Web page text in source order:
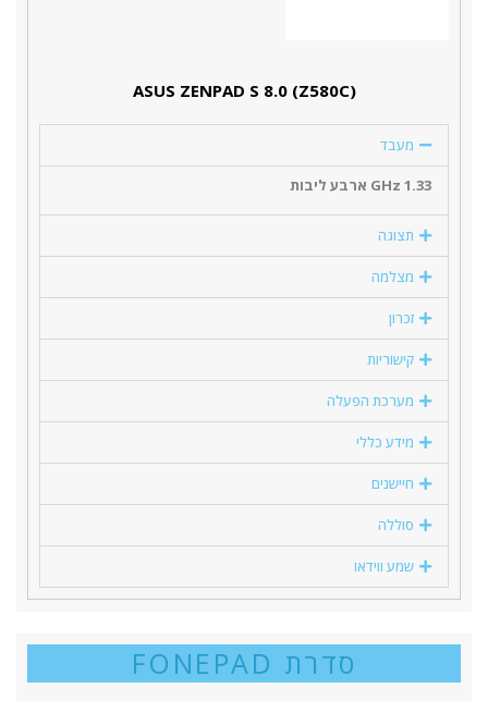
(ASUS ZENPAD S 8.0 (Z580C
מעבד
1.33 GHz ארבע ליבות
תצוגה
מצלמה
זכרון
קישוריות
מערכת הפעלה
מידע כללי
חיישנים
סוללה
שמע ווידאו
סדרת FONEPAD